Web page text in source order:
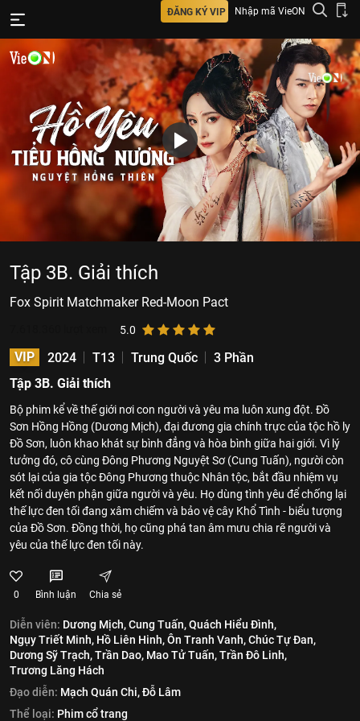
ĐĂNG KÝ VIP Nhập mã VieON
Tập 3B. Giải thích
Fox Spirit Matchmaker Red-Moon Pact
5.0
VIP 2024 T13 Trung Quốc
3 Phần
Tập 3B. Giải thích
Bộ phim kể về thế giới nơi con người và yêu ma luôn xung đột. Đồ
Sơn Hồng Hồng (Dương Mịch), đại đương gia chính trực của tộc hồ ly
Đồ Sơn, luôn khao khát sự bình đẳng và hòa bình giữa hai giới. Vì lý
tưởng đó, cô cùng Đông Phương Nguyệt Sơ (Cung Tuấn), người còn
sót lại của gia tộc Đông Phương thuộc Nhân tộc, bắt đầu nhiệm vụ
kết nối duyên phận giữa người và yêu. Họ dùng tình yêu để chống lại
thế lực đen tối đang xâm chiếm và bảo vệ cây Khổ Tình - biểu tượng
của Đồ Sơn. Đồng thời, họ cũng phá tan âm mưu chia rẽ người và
yêu của thế lực đen tối này.
0 Bình luận Chia sẻ
Diễn viên: Dương Mịch,Cung Tuấn,Quách Hiểu Đình,
Ngụy Triết Minh, Hồ Liên Hinh,Ôn Tranh Vanh,Chúc Tự Đan,
Dương Sỹ Trạch,Trần Dao, Mao Tử Tuấn,Trần Đô Linh,
Trương Lăng Hách
Đạo diễn: Mạch Quán Chi,Đỗ Lâm
Thể loại: Phim cổ trang